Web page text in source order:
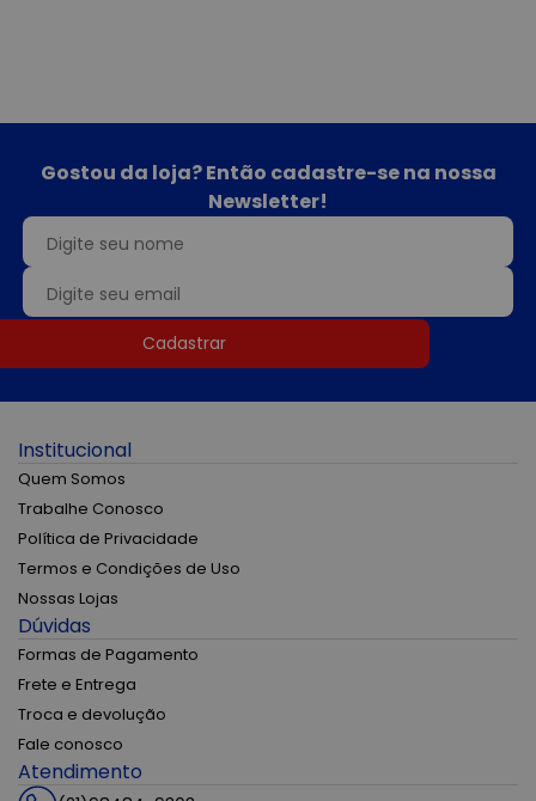
Gostou da loja? Então cadastre-se na nossa
Newsletter!
Cadastrar
Institucional
Quem Somos
Trabalhe Conosco
Política de Privacidade
Termos e Condições de Uso
Nossas Lojas
Dúvidas
Formas de Pagamento
Frete e Entrega
Troca e devolução
Fale conosco
Atendimento